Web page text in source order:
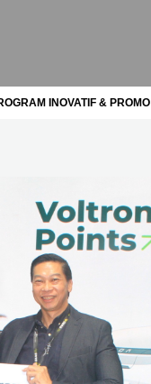
INOVATIF &